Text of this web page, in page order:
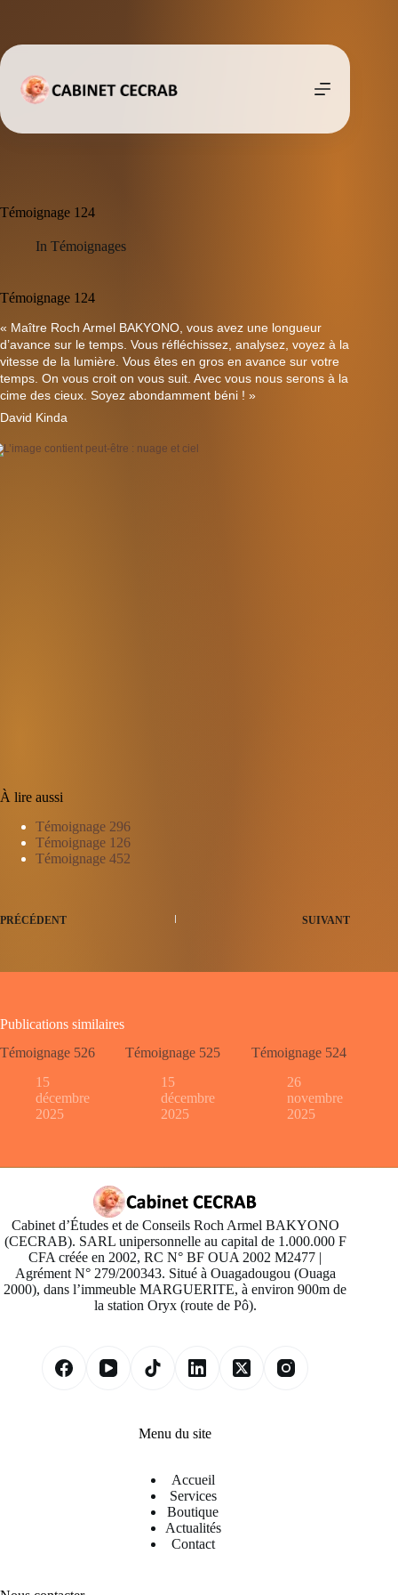
Témoignage 124
In Témoignages
Témoignage 124
« Maître Roch Armel BAKYONO, vous avez une longueur
d’avance sur le temps. Vous réfléchissez, analysez, voyez à la
vitesse de la lumière. Vous êtes en gros en avance sur votre
temps. On vous croit on vous suit. Avec vous nous serons à la
cime des cieux. Soyez abondamment béni ! »
David Kinda
À lire aussi
Témoignage 296
Témoignage 126
Témoignage 452
PRÉCÉDENT SUIVANT
Publications similaires
Témoignage 526
15
décembre
2025
Témoignage 525
15
décembre
2025
Témoignage 524
26
novembre
2025
Cabinet d’Études et de Conseils Roch Armel BAKYONO
(CECRAB). SARL unipersonnelle au capital de 1.000.000 F
CFA créée en 2002, RC N° BF OUA 2002 M2477 |
Agrément N° 279/200343. Situé à Ouagadougou (Ouaga
2000), dans l’immeuble MARGUERITE, à environ 900m de
la station Oryx (route de Pô).
Menu du site
Accueil
Services
Boutique
Actualités
Contact